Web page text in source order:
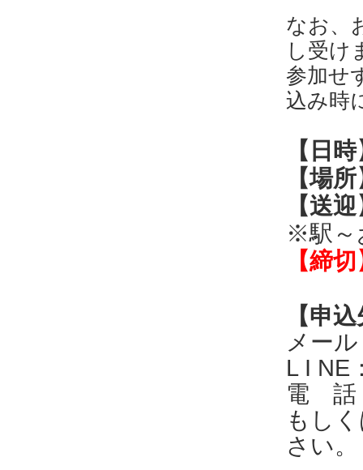
なお、
し受け
参加せ
込み時
【日
【場
【送
※駅～
【締
【申
メー
L I NE
電 話
もし
さい。